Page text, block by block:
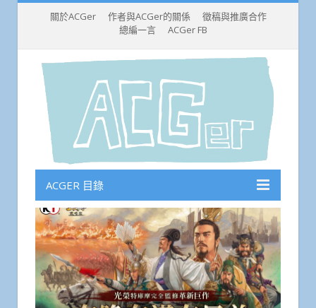
關於ACGer 作者與ACGer的關係
徵稿與推廣合作
總編一言
ACGer FB
ACGER 目錄